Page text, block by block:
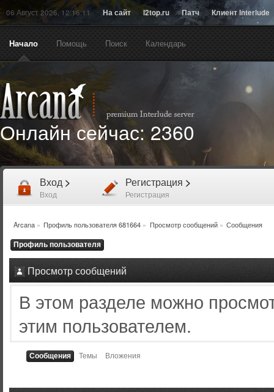
06 Август 2026, 12:16:11 На сайт l2top.ru Патч Клиент Interlude
Начало Помощь Поиск Календарь
Онлайн сейчас:2360
Вход >
Вход
Регистрация >
Регистрация
Arcana» Профиль пользователя 681664 » Просмотр сообщений» Сообщения
Профиль пользователя
Просмотр сообщений
В этом разделе можно
этим пользователем.
Сообщения Темы Вложения